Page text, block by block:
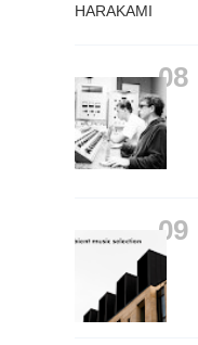
HARAKAMI